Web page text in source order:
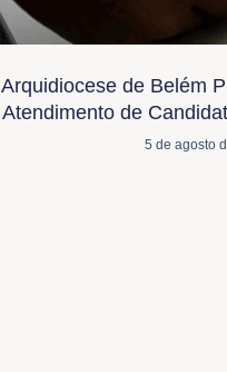
Arquidiocese de Belém
Atendimento de
5 de agosto